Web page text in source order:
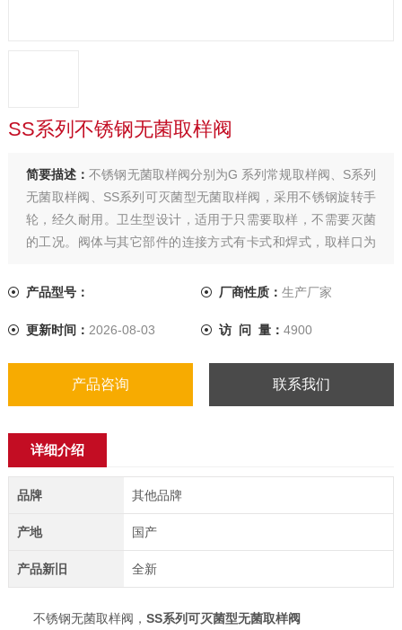
SS系列不锈钢无菌取样阀
简要描述：不锈钢无菌取样阀分别为G 系列常规取样阀、S系列
无菌取样阀、SS系列可灭菌型无菌取样阀，采用不锈钢旋转手
轮，经久耐用。卫生型设计，适用于只需要取样，不需要灭菌
的工况。阀体与其它部件的连接方式有卡式和焊式，取样口为
产品型号：
厂商性质： 生产厂家
更新时间： 2026-08-03 访 问 量： 4900
产品咨询 联系我们
详细介绍
品牌 其他品牌
产地 国产
产品新旧 全新
不锈钢无菌取样阀， SS系列可灭菌型无菌取样阀